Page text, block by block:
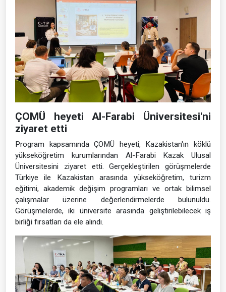
ÇOMÜ heyeti Al-Farabi Üniversitesi'ni
ziyaret etti
Program kapsamında ÇOMÜ heyeti, Kazakistan'ın köklü
yükseköğretim kurumlarından Al-Farabi Kazak Ulusal
Üniversitesini ziyaret etti. Gerçekleştirilen görüşmelerde
Türkiye ile Kazakistan arasında yükseköğretim, turizm
eğitimi, akademik değişim programları ve ortak bilimsel
çalışmalar üzerine değerlendirmelerde bulunuldu.
Görüşmelerde, iki üniversite arasında geliştirilebilecek iş
birliği fırsatları da ele alındı.